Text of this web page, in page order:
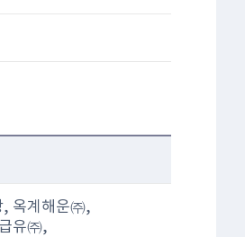
옥계해운㈜,
유㈜,